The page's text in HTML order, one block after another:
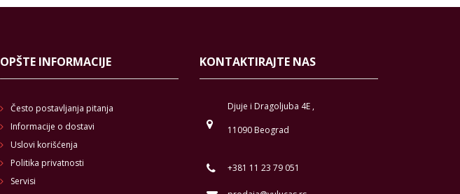
OPŠTE INFORMACIJE
Često postavljanja pitanja
Informacije o dostavi
Uslovi korišćenja
Politika privatnosti
Servisi
KONTAKTIRAJTE NAS
Djuje i Dragoljuba 4E ,
11090 Beograd
+381 11 23 79 051